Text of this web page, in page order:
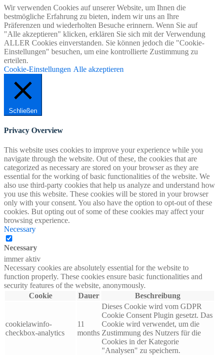
Wir verwenden Cookies auf unserer Website, um Ihnen die
bestmögliche Erfahrung zu bieten, indem wir uns an Ihre
Präferenzen und wiederholten Besuche erinnern. Wenn Sie auf
"Alle akzeptieren" klicken, erklären Sie sich mit der Verwendung
ALLER Cookies einverstanden. Sie können jedoch die "Cookie-
Einstellungen" besuchen, um eine kontrollierte Zustimmung zu
erteilen.
Cookie-Einstellungen Alle akzeptieren
Schließen
Privacy Overview
This website uses cookies to improve your experience while you
navigate through the website. Out of these, the cookies that are
categorized as necessary are stored on your browser as they are
essential for the working of basic functionalities of the website. We
also use third-party cookies that help us analyze and understand how
you use this website. These cookies will be stored in your browser
only with your consent. You also have the option to opt-out of these
cookies. But opting out of some of these cookies may affect your
browsing experience.
Necessary
Necessary
immer aktiv
Necessary cookies are absolutely essential for the website to
function properly. These cookies ensure basic functionalities and
security features of the website, anonymously.
Cookie
Dauer Beschreibung
cookielawinfo-
checkbox-analytics
11
months
Dieses Cookie wird vom GDPR
Cookie Consent Plugin gesetzt. Das
Cookie wird verwendet, um die
Zustimmung des Nutzers für die
Cookies in der Kategorie
"Analysen" zu speichern.